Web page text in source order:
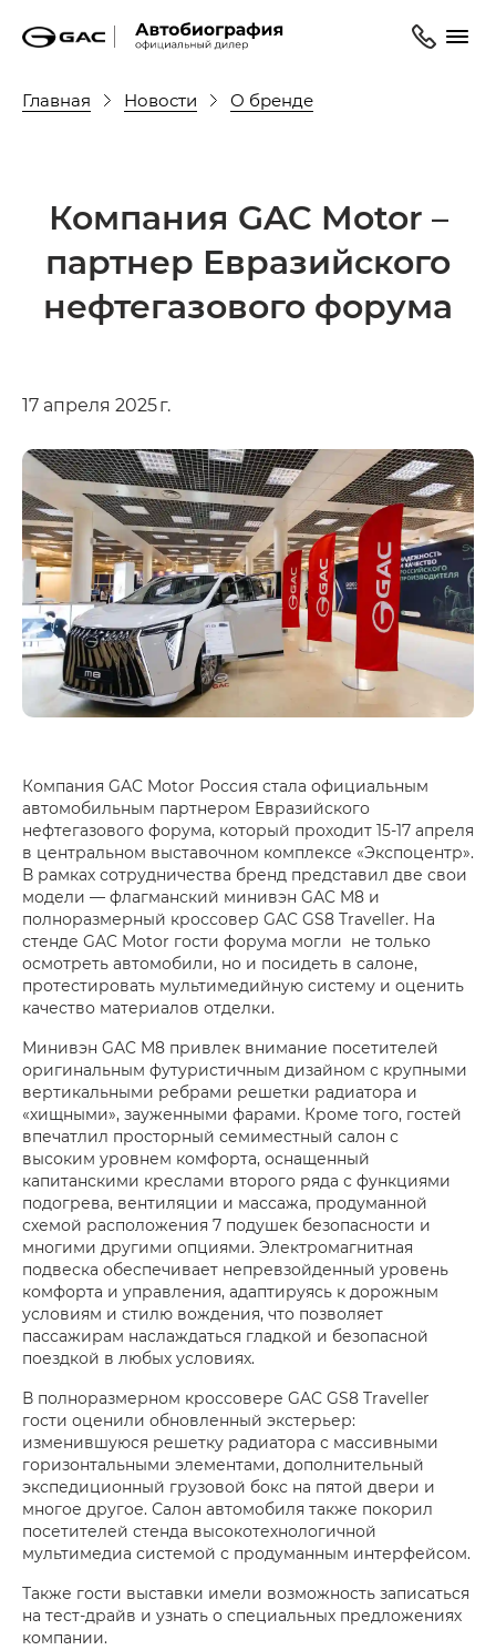
Главная Новости О бренде
Компания GAC Motor –
партнер Евразийского
нефтегазового форума
17 апреля 2025 г.
Компания GAC Motor Россия стала официальным
автомобильным партнером Евразийского
нефтегазового форума, который проходит 15-17 апреля
в центральном выставочном комплексе «Экспоцентр».
В рамках сотрудничества бренд представил две свои
модели — флагманский минивэн GAC M8 и
полноразмерный кроссовер GAC GS8 Traveller. На
стенде GAC Motor гости форума могли не только
осмотреть автомобили, но и посидеть в салоне,
протестировать мультимедийную систему и оценить
качество материалов отделки.
Минивэн GAC M8 привлек внимание посетителей
оригинальным футуристичным дизайном с крупными
вертикальными ребрами решетки радиатора и
«хищными», зауженными фарами. Кроме того, гостей
впечатлил просторный семиместный салон с
высоким уровнем комфорта, оснащенный
капитанскими креслами второго ряда с функциями
подогрева, вентиляции и массажа, продуманной
схемой расположения 7 подушек безопасности и
многими другими опциями. Электромагнитная
подвеска обеспечивает непревзойденный уровень
комфорта и управления, адаптируясь к дорожным
условиям и стилю вождения, что позволяет
пассажирам наслаждаться гладкой и безопасной
поездкой в любых условиях.
В полноразмерном кроссовере GAC GS8 Traveller
гости оценили обновленный экстерьер:
изменившуюся решетку радиатора с массивными
горизонтальными элементами, дополнительный
экспедиционный грузовой бокс на пятой двери и
многое другое. Салон автомобиля также покорил
посетителей стенда высокотехнологичной
мультимедиа системой с продуманным интерфейсом.
Также гости выставки имели возможность записаться
на тест-драйв и узнать о специальных предложениях
компании.